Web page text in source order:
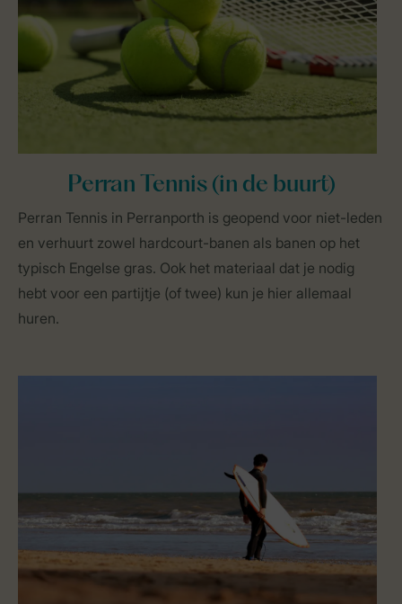
Perran Tennis (in de buurt)
Perran Tennis in Perranporth is geopend voor niet-leden
en verhuurt zowel hardcourt-banen als banen op het
typisch Engelse gras. Ook het materiaal dat je nodig
hebt voor een partijtje (of twee) kun je hier allemaal
huren.